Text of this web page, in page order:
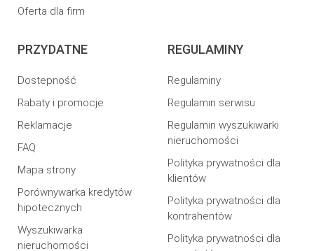
Oferta dla firm
PRZYDATNE
Dostepność
Rabaty i promocje
Reklamacje
FAQ
Mapa strony
Porównywarka kredytów
hipotecznych
Wyszukiwarka
nieruchomości
REGULAMINY
Regulaminy
Regulamin serwisu
Regulamin wyszukiwarki
nieruchomości
Polityka prywatności dla
klientów
Polityka prywatności dla
kontrahentów
Polityka prywatności dla